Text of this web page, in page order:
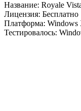
Название: Royale
Лицензия: Бесплатно
Платформа: Windows
Тестировалось: